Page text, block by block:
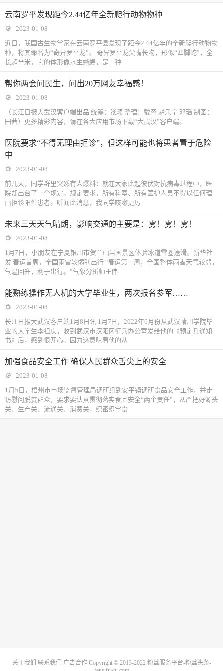
云南罗平发现距今2.44亿年全新爬行动物物种
2023-01-08
近日，我国古生物学家在云南罗平县发现了距今2.44亿年的全新爬行动物物
种，将其命名为“奇异罗平龙”。 奇异罗平龙尖嘴长吻，形似“四脚蛇”，全
长超半米，它的体形像水生蜥蜴，是一种
帮你两会问民生，问出20万网友幸福感！
2023-01-08
（长江日报大武汉客户端出品 统筹：张颖 整理：戴容 赵乐宁 邓瑶 制图：
田茜）更多精彩内容，请在各大应用市场下载“大武汉”客户端。
医院要求“不得无理由拒诊”，但这样可能也将患者置于危险
中
2023-01-08
前几天，同学群里突然有人爆料：就在大家此起彼伏对抗病毒过程中，医
院却出台了一个规定。规定要求，所有科室、所有医护人员不得以任何理
由拒诊阳性患者。听闻此消息，我同学咳嗽更厉
未来三天天气晴朗，影响交通的主要是：雾！雾！雾！
2023-01-08
1月7日，小朋友在宁夏银川市贺兰山岩画景区体验冰道雪圈速滑。新华社
发 春运首周，全国雨雪较弱利出行 “春运第一周，全国整体雨雪天气较弱，
气温回升，利于出行。”气象分析师王伟
能熟练操作无人机的大学毕业生，两次报名参军……
2023-01-08
长江日报大武汉客户端1月8日讯 1月7日，2022年6月份从武汉晴川学院毕
业的大学生李祖庆，收到武汉市汉阳区征兵办公室发给他的《预定兵通知
书》后，感到很开心。因为这意味着他的从
加强食品安全工作 确保人民群众舌尖上的安全
2023-01-08
1月5日，梧州市市场监督管理局调研组到安平镇调研食品安全工作，并走
访慰问脱贫群众，要求要认真贯彻落实食品安全“两个责任”，从严把好源头
关、生产关、流通关、消费关，织密织牢食
关于我们 联系我们 广告合作 Copyright © 2013-2022 粉丝服务平台-粉丝头条-